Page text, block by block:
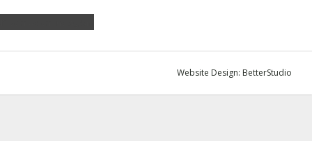
Website Design: BetterStudio